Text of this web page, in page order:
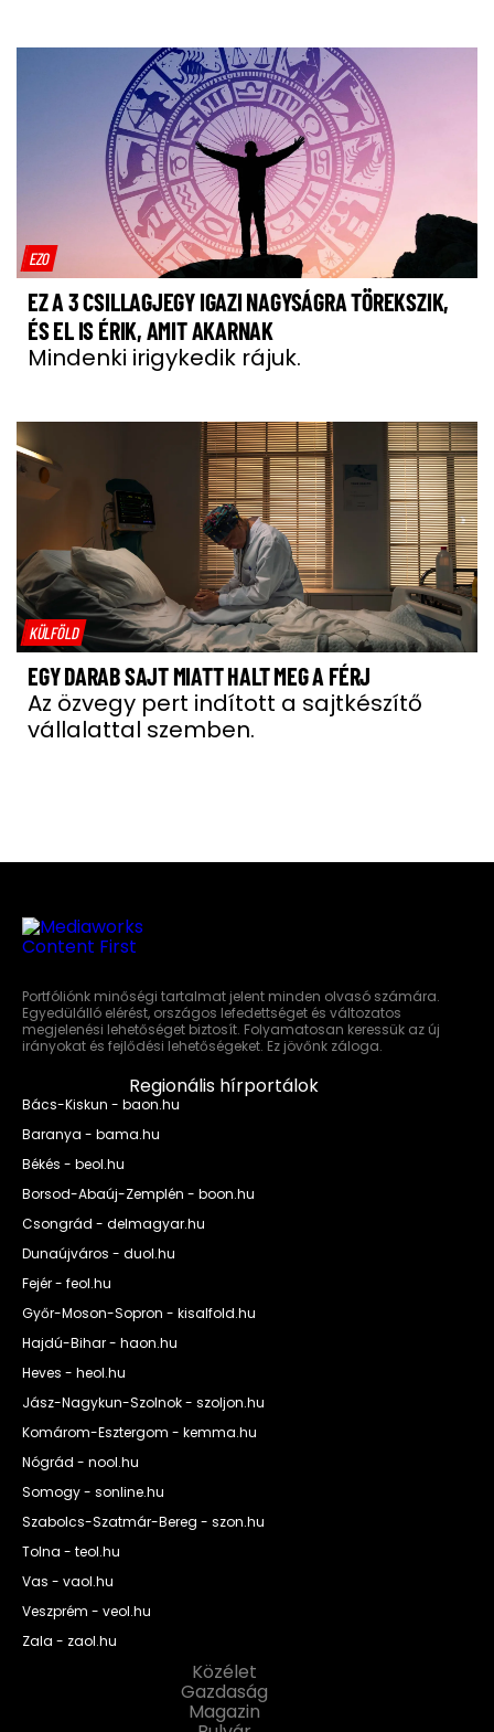
EZO
EZ A 3 CSILLAGJEGY IGAZI NAGYSÁGRA TÖREKSZIK,
ÉS EL IS ÉRIK, AMIT AKARNAK
Mindenki irigykedik rájuk.
KÜLFÖLD
EGY DARAB SAJT MIATT HALT MEG A FÉRJ
Az özvegy pert indított a sajtkészítő
vállalattal szemben.
Portfóliónk minőségi tartalmat jelent minden olvasó számára.
Egyedülálló elérést, országos lefedettséget és változatos
megjelenési lehetőséget biztosít. Folyamatosan keressük az új
irányokat és fejlődési lehetőségeket. Ez jövőnk záloga.
Regionális hírportálok
Bács-Kiskun - baon.hu
Baranya - bama.hu
Békés - beol.hu
Borsod-Abaúj-Zemplén - boon.hu
Csongrád - delmagyar.hu
Dunaújváros - duol.hu
Fejér - feol.hu
Győr-Moson-Sopron - kisalfold.hu
Hajdú-Bihar - haon.hu
Heves - heol.hu
Jász-Nagykun-Szolnok - szoljon.hu
Komárom-Esztergom - kemma.hu
Nógrád - nool.hu
Somogy - sonline.hu
Szabolcs-Szatmár-Bereg - szon.hu
Tolna - teol.hu
Vas - vaol.hu
Veszprém - veol.hu
Zala - zaol.hu
Közélet
Gazdaság
Magazin